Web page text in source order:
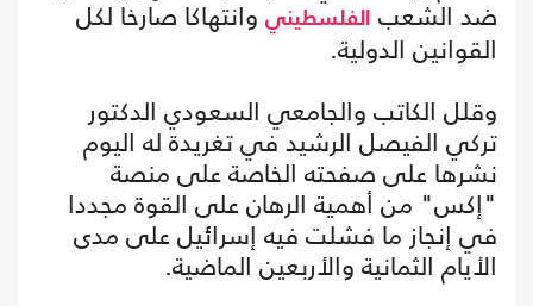
ضد الشعب الفلسطيني وانتهاكا صارخا لكل
القوانين الدولية.
وقلل الكاتب والجامعي السعودي الدكتور
تركي الفيصل الرشيد في تغريدة له اليوم
نشرها على صفحته الخاصة على منصة
"إكس" من أهمية الرهان على القوة مجددا
في إنجاز ما فشلت فيه إسرائيل على مدى
الأيام الثمانية والأربعين الماضية.